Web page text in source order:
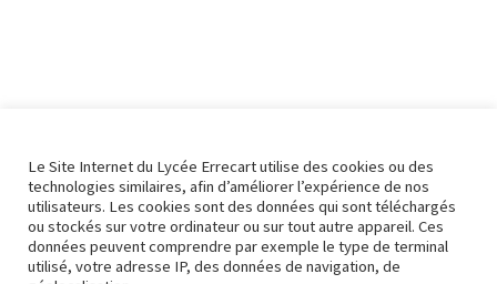
Le Site Internet du Lycée Errecart utilise des cookies ou des
technologies similaires, afin d’améliorer l’expérience de nos
utilisateurs. Les cookies sont des données qui sont téléchargés
ou stockés sur votre ordinateur ou sur tout autre appareil. Ces
données peuvent comprendre par exemple le type de terminal
utilisé, votre adresse IP, des données de navigation, de